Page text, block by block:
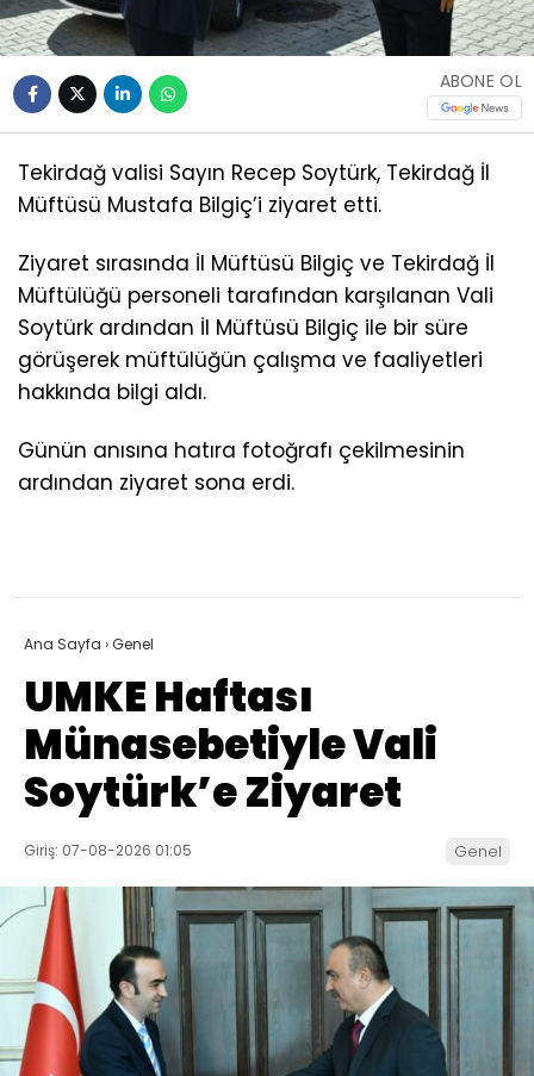
ABONE OL
Tekirdağ valisi Sayın Recep Soytürk, Tekirdağ İl
Müftüsü Mustafa Bilgiç’i ziyaret etti.
Ziyaret sırasında İl Müftüsü Bilgiç ve Tekirdağ İl
Müftülüğü personeli tarafından karşılanan Vali
Soytürk ardından İl Müftüsü Bilgiç ile bir süre
görüşerek müftülüğün çalışma ve faaliyetleri
hakkında bilgi aldı.
Günün anısına hatıra fotoğrafı çekilmesinin
ardından ziyaret sona erdi.
Ana Sayfa ›Genel
UMKE Haftası
Münasebetiyle Vali
Soytürk’e Ziyaret
Giriş: 07-08-2026 01:05 Genel